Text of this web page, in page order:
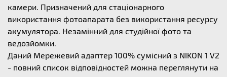
камери. Призначений для стаціонарного
використання фотоапарата без використання ресурсу
акумулятора. Незамінний для студійної фото та
ведозйомки.
Даний Мережевий адаптер 100% сумісний з NIKON 1 V2
- повний список відповідностей можна переглянути на